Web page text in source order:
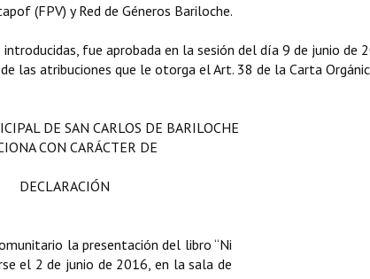
(FPV) y Red de Géneros Bariloche.
fue aprobada en la sesión del día 9 de junio de
las atribuciones que le otorga el Art. 38 de la Carta
DE SAN CARLOS DE BARILOCHE
CON CARÁCTER DE
DECLARACIÓN
la presentación del libro “Ni
el 2 de junio de 2016, en la sala de